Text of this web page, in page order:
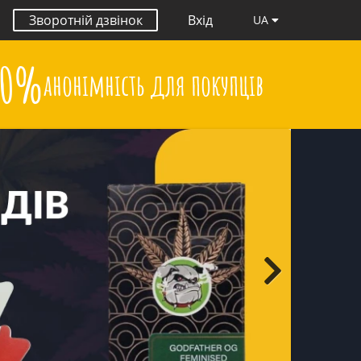
Зворотній дзвінок Вхід UA
анонімність для покупців